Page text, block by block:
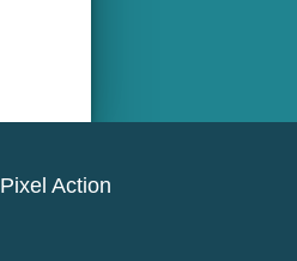
Pixel Action